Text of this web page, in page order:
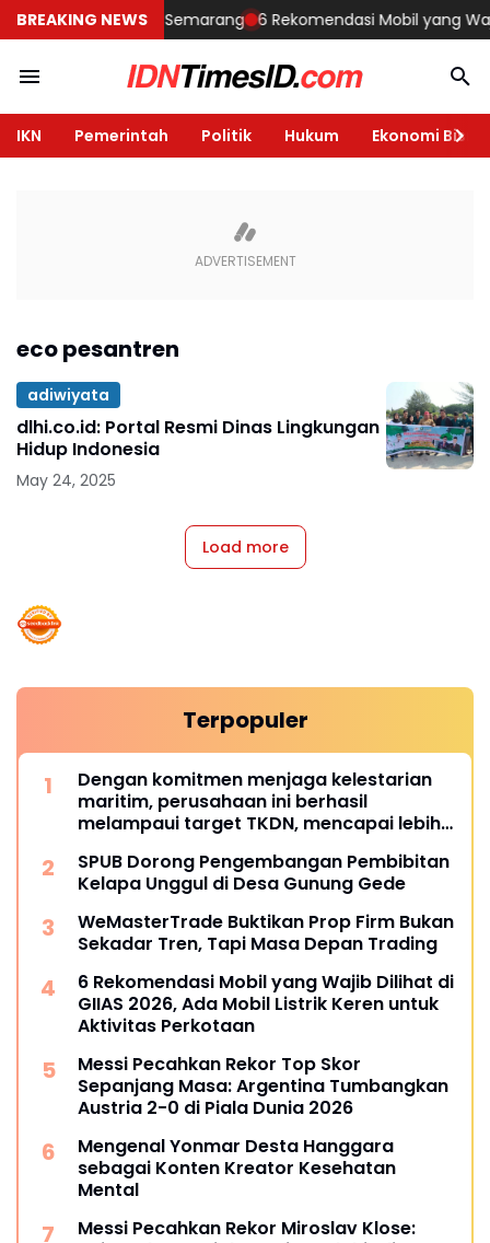
BREAKING NEWS
Rumah di Semarang 6 Rekomendasi Mobil yang
IKN Pemerintah Politik Hukum Ekonomi Bisnis
eco pesantren
adiwiyata
dlhi.co.id: Portal Resmi Dinas Lingkungan
Hidup Indonesia
May 24, 2025
Load more
Terpopuler
Dengan komitmen menjaga kelestarian
maritim, perusahaan ini berhasil
melampaui target TKDN, mencapai lebih
SPUB Dorong Pengembangan Pembibitan
Kelapa Unggul di Desa Gunung Gede
WeMasterTrade Buktikan Prop Firm Bukan
Sekadar Tren, Tapi Masa Depan Trading
6 Rekomendasi Mobil yang Wajib Dilihat di
GIIAS 2026, Ada Mobil Listrik Keren untuk
Aktivitas Perkotaan
Messi Pecahkan Rekor Top Skor
Sepanjang Masa: Argentina Tumbangkan
Austria 2-0 di Piala Dunia 2026
Mengenal Yonmar Desta Hanggara
sebagai Konten Kreator Kesehatan
Mental
Messi Pecahkan Rekor Miroslav Klose: